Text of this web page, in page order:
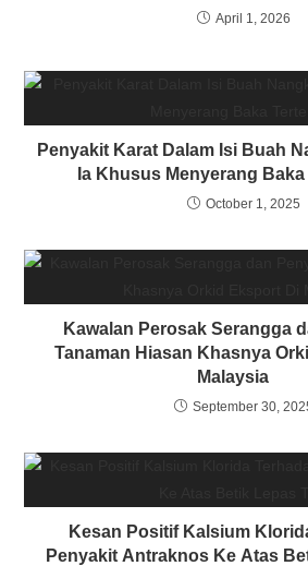
April 1, 2026
Penyakit Karat Dalam Isi Buah
Ia Khusus Menyerang
October 1, 2025
Kawalan Perosak Serangga
Tanaman Hiasan Khasnya
Malaysia
September 30,
Kesan Positif Kalsium
Penyakit Antraknos Ke Atas